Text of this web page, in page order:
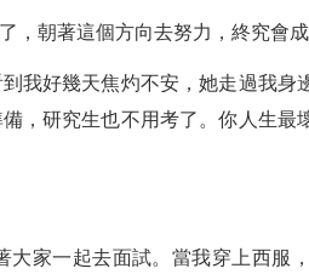
朝著這個方向去努力，終究會
我好幾天焦灼不安，她走過我身
，研究生也不用考了。你人生最
家一起去面試。當我穿上西服